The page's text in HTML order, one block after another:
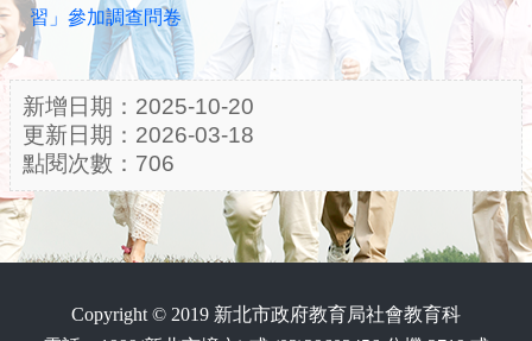
習」參加調查問卷
新增日期：2025-10-20
更新日期：2026-03-18
點閱次數：706
Copyright © 2019 新北市政府教育局社會教育科